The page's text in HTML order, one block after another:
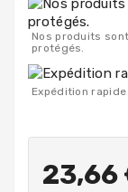
Nos produits
protégés.
Expédition
23,66